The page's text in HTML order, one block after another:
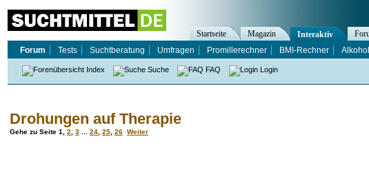
Drohungen auf Therapie
Gehe zu Seite 1 2 3 24 25 26 Weiter
Startseite Magazin Interaktiv
Forum
Tests Suchtberatung Umfragen Promillerechner BMI-Rechner
Index Suche FAQ Login